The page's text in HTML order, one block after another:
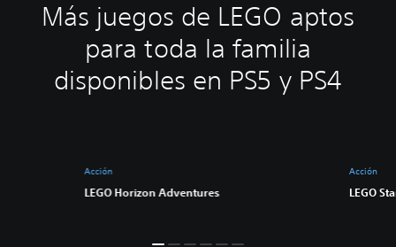
Más juegos de LEGO aptos
para toda la familia
disponibles en PS5 y PS4
Acción
LEGO Horizon Adventures
Acción
LEGO